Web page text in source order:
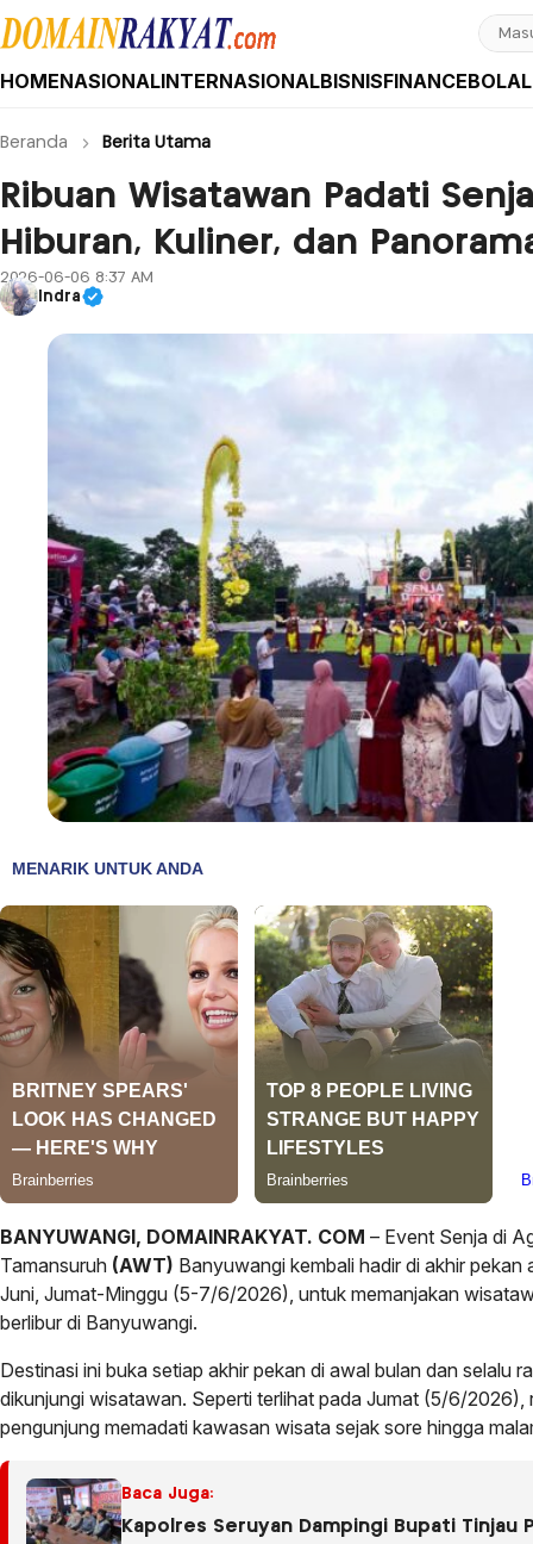
Domain Rakyat
Berita Hari Ini Terkini dan Terbaru Indonesia dan Internasional
HOMENASIONALINTERNASIONALBISNISFINANCEBOLA
Beranda Berita Utama
Ribuan Wisatawan Padati
Hiburan, Kuliner, dan
2026-06-06 8:37 AM
Indra
BANYUWANGI, DOMAINRAKYAT. COM – Event Senja di
Tamansuruh (AWT) Banyuwangi kembali hadir di akhir pekan
Juni, Jumat-Minggu (5-7/6/2026), untuk memanjakan
berlibur di Banyuwangi.
Destinasi ini buka setiap akhir pekan di awal bulan dan selalu
dikunjungi wisatawan. Seperti terlihat pada Jumat (5/6/2026),
pengunjung memadati kawasan wisata sejak sore hingga
Baca Juga:
Kapolres Seruyan Dampingi Bupati Tinjau